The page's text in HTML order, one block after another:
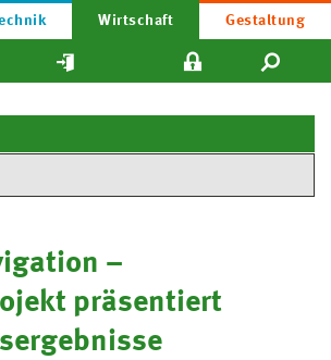
Wirtschaft Gestaltung
–
präsentiert